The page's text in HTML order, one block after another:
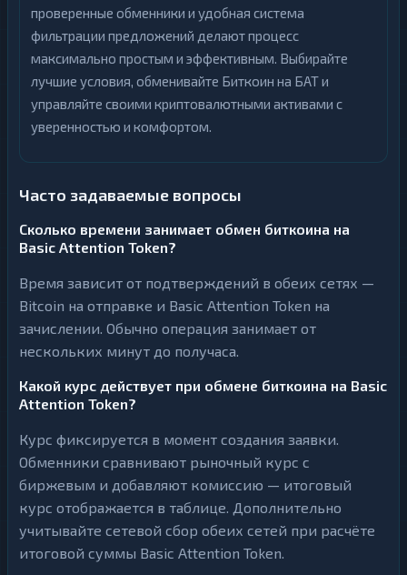
проверенные обменники и удобная система
фильтрации предложений делают процесс
максимально простым и эффективным. Выбирайте
лучшие условия, обменивайте Биткоин на БАТ и
управляйте своими криптовалютными активами с
уверенностью и комфортом.
Часто задаваемые вопросы
Сколько времени занимает обмен биткоина на
Basic Attention Token?
Время зависит от подтверждений в обеих сетях —
Bitcoin на отправке и Basic Attention Token на
зачислении. Обычно операция занимает от
нескольких минут до получаса.
Какой курс действует при обмене биткоина на Basic
Attention Token?
Курс фиксируется в момент создания заявки.
Обменники сравнивают рыночный курс с
биржевым и добавляют комиссию — итоговый
курс отображается в таблице. Дополнительно
учитывайте сетевой сбор обеих сетей при расчёте
итоговой суммы Basic Attention Token.